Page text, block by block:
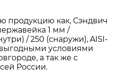
продукцию как, Сэндвич
1 мм /
/ 250 (снаружи), AISI-
выгодными условиями
а так же с
России.